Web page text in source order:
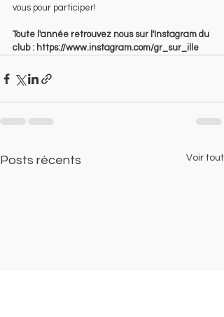
vous pour participer!
Toute l'année retrouvez nous sur l'Instagram du
club : https://www.instagram.com/gr_sur_ille
Posts récents Voir tout